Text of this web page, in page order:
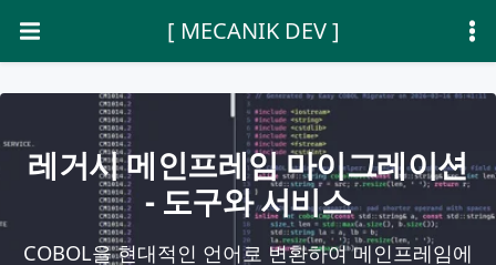
[ MECANIK DEV ]
레거시 메인프레임 마이그레이션
- 도구와 서비스
COBOL을 현대적인 언어로 변환하여 메인프레임에